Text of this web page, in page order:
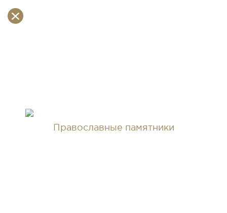
Православные памятники